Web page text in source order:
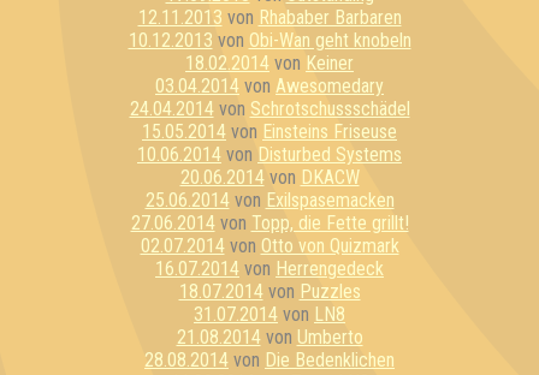
12.11.2013 von Rhababer Barbaren
10.12.2013 von Obi-Wan geht knobeln
18.02.2014 von Keiner
03.04.2014 von Awesomedary
24.04.2014von Schrotschussschädel
15.05.2014 von Einsteins Friseuse
10.06.2014 von Disturbed Systems
20.06.2014von DKACW
25.06.2014von Exilspasemacken
27.06.2014von Topp, die Fette grillt!
02.07.2014von Otto von Quizmark
16.07.2014 von Herrengedeck
18.07.2014von Puzzles
31.07.2014 von LN8
21.08.2014von Umberto
28.08.2014 von Die Bedenklichen